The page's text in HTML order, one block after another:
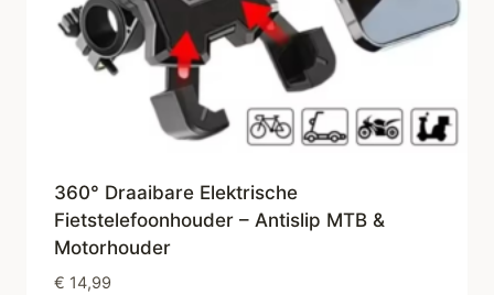
360° Draaibare Elektrische
Fietstelefoonhouder – Antislip MTB &
Motorhouder
€ 14,99